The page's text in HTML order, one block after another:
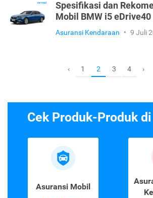
Spesifikasi dan
Mobil BMW i5
Asuransi Kendaraan • 9 Juli
‹ 1 2 3 4 ›
Cek Produk-Produk
Asuransi Mobil